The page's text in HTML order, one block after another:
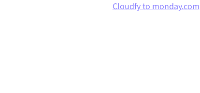
Cloudfy to monday.com